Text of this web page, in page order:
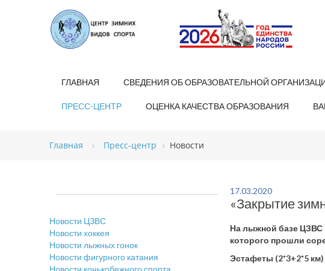
ГЛАВНАЯ СВЕДЕНИЯ ОБ ОБРАЗОВАТЕЛЬНОЙ
ПРЕСС-ЦЕНТР ОЦЕНКА КАЧЕСТВА ОБРАЗОВАНИЯ
Главная Пресс-центр Новости
17.03.2020
«Закрытие
На лыжной базе ЦЗВС
которого прошли
Эстафеты (2*3+2*5 км)
Новости ЦЗВС
Новости хоккея
Новости лыжных гонок
Новости фигурного катания
Новости конькобежного спорта